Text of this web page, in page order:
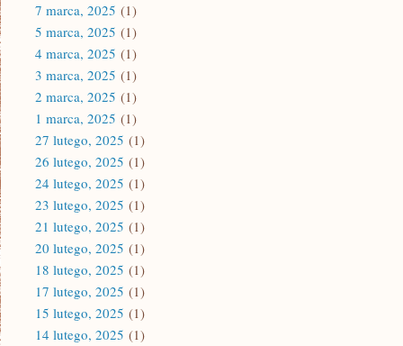
7 marca, 2025 (1)
5 marca, 2025 (1)
4 marca, 2025 (1)
3 marca, 2025 (1)
2 marca, 2025 (1)
1 marca, 2025 (1)
27 lutego, 2025 (1)
26 lutego, 2025 (1)
24 lutego, 2025 (1)
23 lutego, 2025 (1)
21 lutego, 2025 (1)
20 lutego, 2025 (1)
18 lutego, 2025 (1)
17 lutego, 2025 (1)
15 lutego, 2025 (1)
14 lutego, 2025 (1)